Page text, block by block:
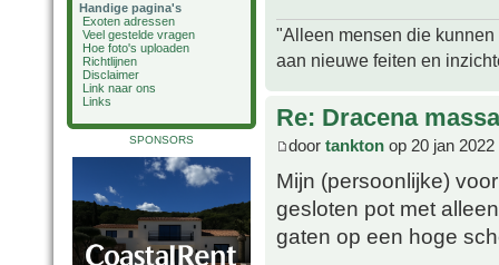
Handige pagina's
Exoten adressen
Veel gestelde vragen
Hoe foto's uploaden
Richtlijnen
Disclaimer
Link naar ons
Links
SPONSORS
"Alleen mensen die
aan nieuwe feiten en
Re: Dracena
door tankton op 20 jan 2022
Mijn (persoonlijke)
gesloten pot met
gaten op een hoge